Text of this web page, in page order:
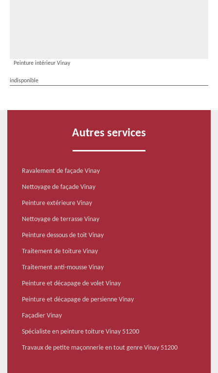
Peinture intérieur Vinay
indisponible
Autres services
Ravalement de façade Vinay
Nettoyage de façade Vinay
Peinture extérieure Vinay
Nettoyage de terrasse Vinay
Peinture dessous de toit Vinay
Traitement de toiture Vinay
Traitement anti-mousse Vinay
Peinture et décapage de volet Vinay
Peinture et décapage de persienne Vinay
Façadier Vinay
Spécialiste en peinture toiture Vinay 51200
Travaux de petite maçonnerie en tout genre Vinay 51200